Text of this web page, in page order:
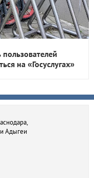
на «Госуслугах»
Адыгеи